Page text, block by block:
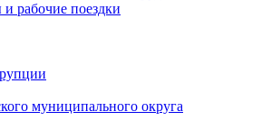
рабочие поездки
муниципального округа